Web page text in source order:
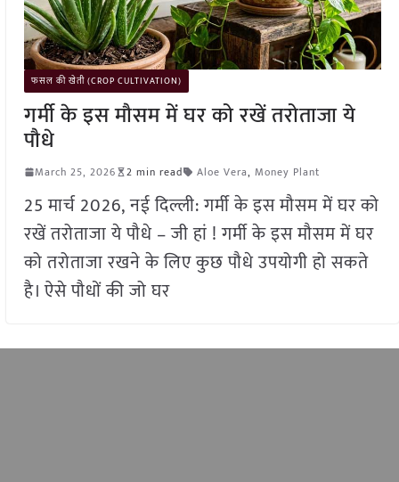
फसल की खेती (CROP CULTIVATION)
गर्मी के इस मौसम में घर को रखें तरोताजा ये
पौधे
March 25, 2026 2 min read Aloe Vera, Money Plant
25 मार्च 2026, नई दिल्ली: गर्मी के इस मौसम में घर को
रखें तरोताजा ये पौधे – जी हां ! गर्मी के इस मौसम में घर
को तरोताजा रखने के लिए कुछ पौधे उपयोगी हो सकते
है। ऐसे पौधों की जो घर